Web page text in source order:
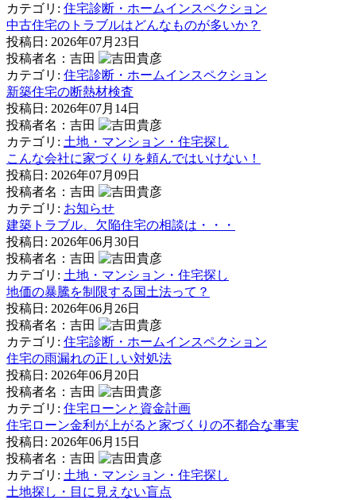
カテゴリ: 住宅診断・ホームインスペクション
中古住宅のトラブルはどんなものが多いか？
投稿日: 2026年07月23日
投稿者名：吉田
カテゴリ: 住宅診断・ホームインスペクション
新築住宅の断熱材検査
投稿日: 2026年07月14日
投稿者名：吉田
カテゴリ: 土地・マンション・住宅探し
こんな会社に家づくりを頼んではいけない！
投稿日: 2026年07月09日
投稿者名：吉田
カテゴリ: お知らせ
建築トラブル、欠陥住宅の相談は・・・
投稿日: 2026年06月30日
投稿者名：吉田
カテゴリ: 土地・マンション・住宅探し
地価の暴騰を制限する国土法って？
投稿日: 2026年06月26日
投稿者名：吉田
カテゴリ: 住宅診断・ホームインスペクション
住宅の雨漏れの正しい対処法
投稿日: 2026年06月20日
投稿者名：吉田
カテゴリ: 住宅ローンと資金計画
住宅ローン金利が上がると家づくりの不都合な事実
投稿日: 2026年06月15日
投稿者名：吉田
カテゴリ: 土地・マンション・住宅探し
土地探し・目に見えない盲点